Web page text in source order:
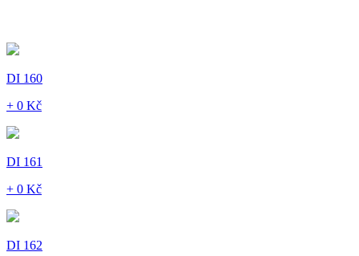
DI 160
+ 0 Kč
DI 161
+ 0 Kč
DI 162